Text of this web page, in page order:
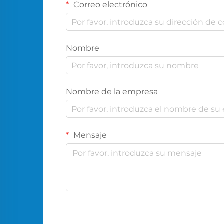
Correo electrónico
Nombre
Nombre de la empresa
Mensaje